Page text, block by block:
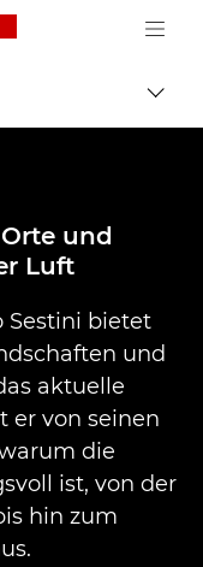
Canon Logo, back
Auf
und
Luft
Sestini bietet
und
aktuelle
er von seinen
die
ist, von der
hin zum